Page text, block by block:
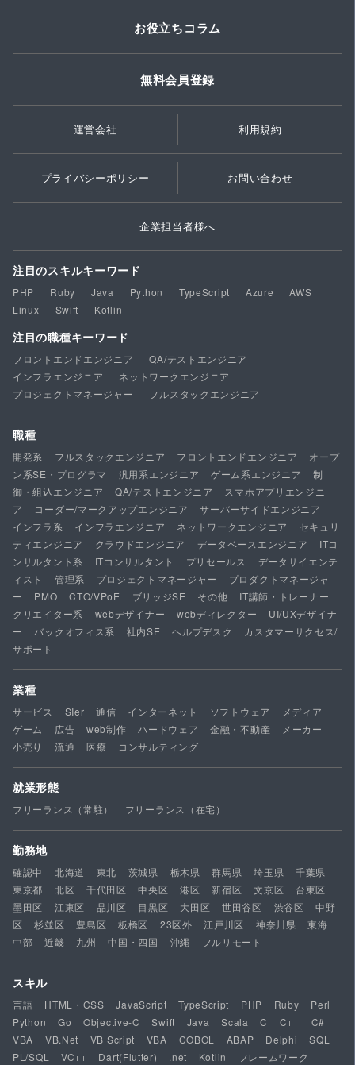
お役立ちコラム
無料会員登録
運営会社 利用規約
プライバシーポリシー お問い合わせ
企業担当者様へ
注目のスキルキーワード
PHP Ruby Java Python TypeScript Azure
AWS
Linux
Swift Kotlin
注目の職種キーワード
フロントエンドエンジニア
QA/テストエンジニア
インフラエンジニア
ネットワークエンジニア
プロジェクトマネージャー
フルスタックエンジニア
職種
開発系 フルスタックエンジニア フロントエンドエンジニア
オープ
ン系SE・プログラマ
汎用系エンジニア ゲーム系エンジニア
制
御・組込エンジニア
QA/テストエンジニア
スマホアプリエンジニ
ア
コーダー/マークアップエンジニア
サーバーサイドエンジニア
インフラ系
インフラエンジニア ネットワークエンジニア
セキュリ
ティエンジニア
クラウドエンジニア データベースエンジニア
ITコ
ンサルタント系
ITコンサルタント プリセールス
データサイエンテ
ィスト
管理系 プロジェクトマネージャー
プロダクトマネージャ
ー
PMO CTO/VPoE ブリッジSE その他
IT講師・トレーナー
クリエイター系
webデザイナー webディレクター
UI/UXデザイナ
ー
バックオフィス系 社内SE ヘルプデスク
カスタマーサクセス/
サポート
業種
サービス SIer 通信 インターネット ソフトウェア
メディア
ゲーム
広告 web制作 ハードウェア 金融・不動産
メーカー
小売り
流通 医療 コンサルティング
就業形態
フリーランス（常駐） フリーランス（在宅）
勤務地
確認中 北海道 東北 茨城県 栃木県 群馬県 埼玉県
千葉県
東京都
北区 千代田区 中央区 港区 新宿区 文京区
台東区
墨田区
江東区 品川区 目黒区 大田区 世田谷区 渋谷区
中野
区
杉並区 豊島区 板橋区 23区外 江戸川区 神奈川県
東海
中部
近畿 九州 中国・四国 沖縄 フルリモート
スキル
言語 HTML・CSS JavaScript TypeScript PHP Ruby
Perl
Python
Go Objective-C Swift Java Scala C C++
C#
VBA
VB.Net VB Script VBA COBOL ABAP Delphi
SQL
PL/SQL
VC++ Dart(Flutter) .net Kotlin
フレームワーク